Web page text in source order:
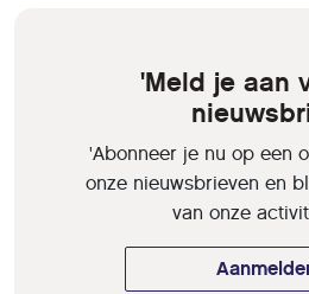
'Meld je aan
'Abonneer je nu op een
onze nieuwsbrieven en
van onze